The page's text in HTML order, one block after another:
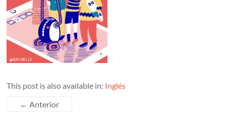
This post is also available in: Inglés
← Anterior